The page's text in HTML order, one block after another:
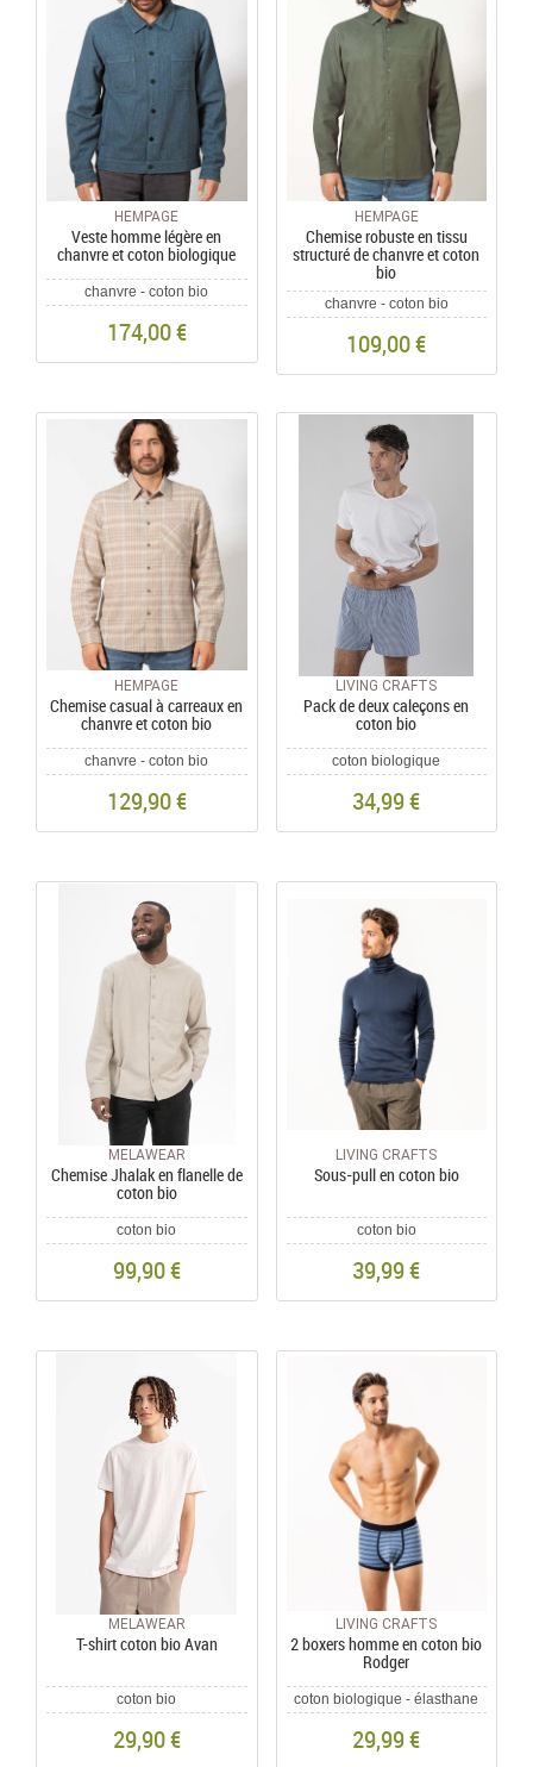
HEMPAGE
Veste homme légère en
chanvre et coton biologique
chanvre - coton bio
174,00 €
HEMPAGE
Chemise robuste en tissu
structuré de chanvre et coton
bio
chanvre - coton bio
109,00 €
HEMPAGE
Chemise casual à carreaux en
chanvre et coton bio
chanvre - coton bio
129,90 €
LIVING CRAFTS
Pack de deux caleçons en
coton bio
coton biologique
34,99 €
MELAWEAR
Chemise Jhalak en flanelle de
coton bio
coton bio
99,90 €
LIVING CRAFTS
Sous-pull en coton bio
coton bio
39,99 €
MELAWEAR
T-shirt coton bio Avan
coton bio
29,90 €
LIVING CRAFTS
2 boxers homme en coton bio
Rodger
coton biologique - élasthane
29,99 €